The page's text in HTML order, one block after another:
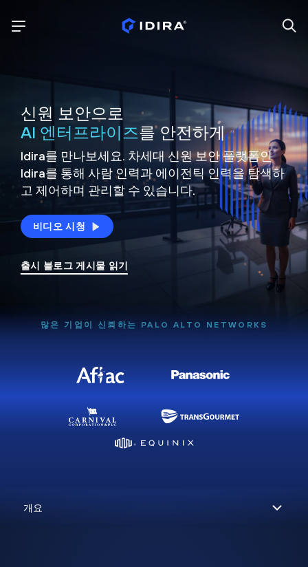
신원 보안으로
AI 엔터프라이즈를 안전하게
Idira를 만나보세요. 차세대 신원보안 플랫폼인
Idira를 통해 사람 인력과 에이전틱 인력을탐색하
고 제어하며 관리할 수 있습니다.
비디오 시청
출시 블로그 게시물 읽기
많은 기업이 신뢰하는 PALO ALTO NETWORKS